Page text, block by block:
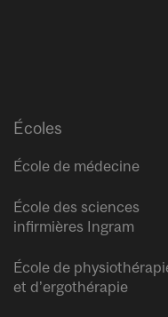
Écoles
École de médecine
École des sciences
infirmières Ingram
École de
et d’ergothérapie